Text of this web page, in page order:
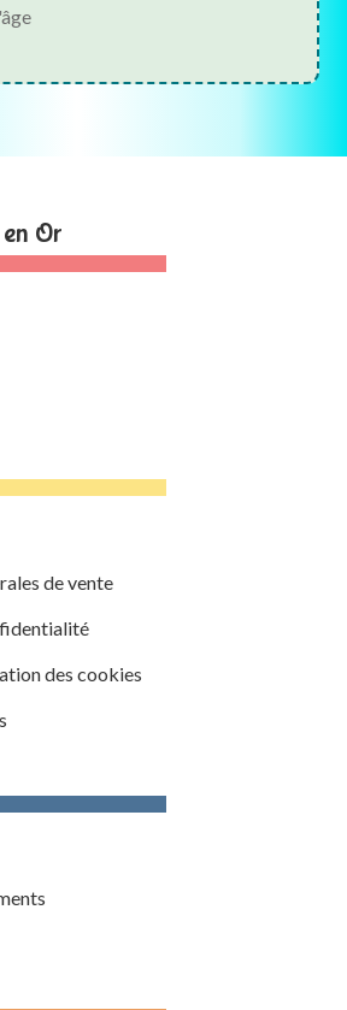
Or
de vente
des cookies